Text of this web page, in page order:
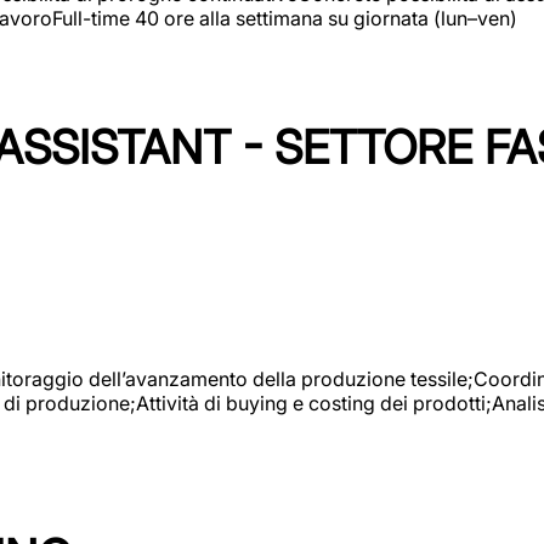
time 40 ore alla settimana su giornata (lun–ven)
- SETTORE
dell’avanzamento della produzione
produzione;Attività di buying e costing dei